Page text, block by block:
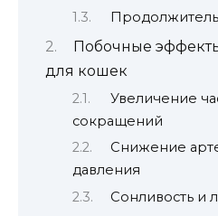
Побочные
для кошек
Увеличение
сокращений
Снижение
давления
Сонливость и